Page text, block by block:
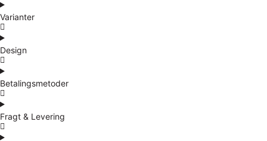
Varianter
Design
Betalingsmetoder
Fragt & Levering